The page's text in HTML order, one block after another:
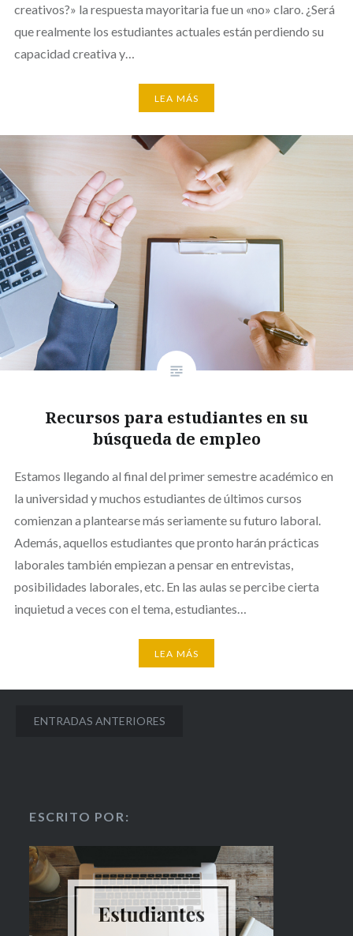
creativos?» la respuesta mayoritaria fue un «no» claro. ¿Será
que realmente los estudiantes actuales están perdiendo su
capacidad creativa y…
LEA MÁS
Recursos para estudiantes en su
búsqueda de empleo
Estamos llegando al final del primer semestre académico en
la universidad y muchos estudiantes de últimos cursos
comienzan a plantearse más seriamente su futuro laboral.
Además, aquellos estudiantes que pronto harán prácticas
laborales también empiezan a pensar en entrevistas,
posibilidades laborales, etc. En las aulas se percibe cierta
inquietud a veces con el tema, estudiantes…
LEA MÁS
ENTRADAS ANTERIORES
ESCRITO POR: